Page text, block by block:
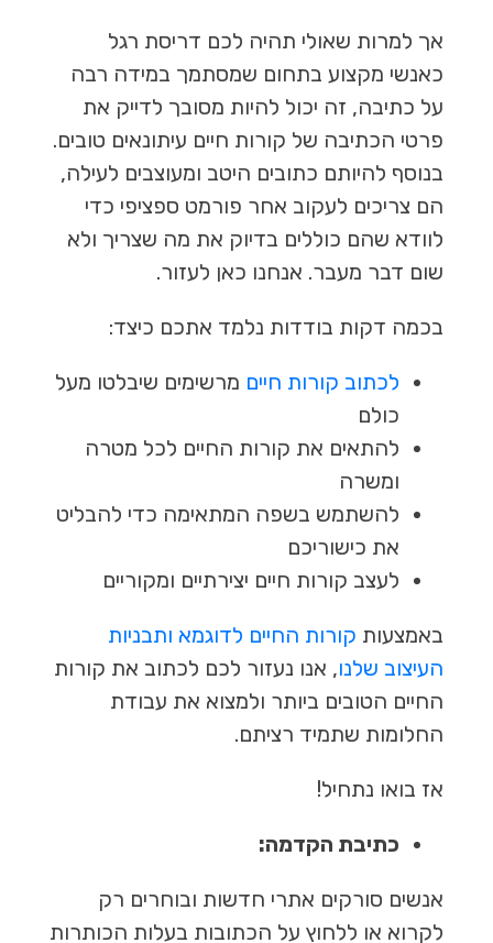
אך למרות שאולי תהיה לכם דריסת רגל
כאנשי מקצוע בתחום שמסתמך במידה רבה
על כתיבה, זה יכול להיות מסובך לדייק את
פרטי הכתיבה של קורות חיים עיתונאים טובים.
בנוסף להיותם כתובים היטב ומעוצבים לעילה,
הם צריכים לעקוב אחר פורמט ספציפי כדי
לוודא שהם כוללים בדיוק את מה שצריך ולא
שום דבר מעבר. אנחנו כאן לעזור.
בכמה דקות בודדות נלמד אתכם כיצד:
לכתוב קורות חיים מרשימים שיבלטו מעל
כולם
להתאים את קורות החיים לכל מטרה
ומשרה
להשתמש בשפה המתאימה כדי להבליט
את כישוריכם
לעצב קורות חיים יצירתיים ומקוריים
באמצעות קורות החיים לדוגמא ותבניות
העיצוב שלנו, אנו נעזור לכם לכתוב את קורות
החיים הטובים ביותר ולמצוא את עבודת
החלומות שתמיד רציתם.
אז בואו נתחיל!
כתיבת הקדמה:
אנשים סורקים אתרי חדשות ובוחרים רק
לקרוא או ללחוץ על הכתובות בעלות הכותרות